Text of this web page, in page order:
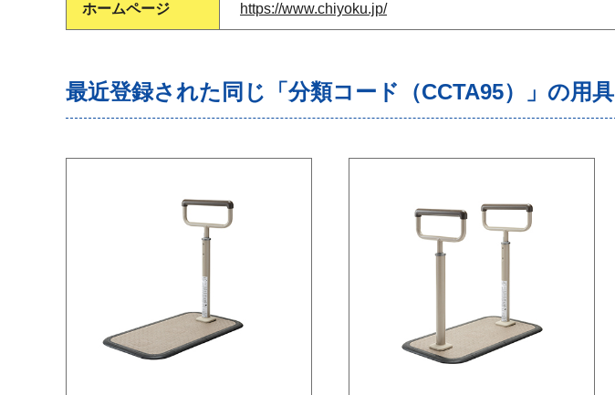
ホームページ https://www.chiyoku.jp/
最近登録された同じ「分類コード（CCTA95）」の用具